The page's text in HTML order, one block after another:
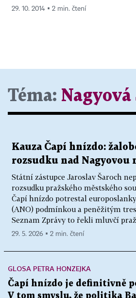
29. 10. 2014 ▪ 2 min. čtení
Téma: Nagyová
Kauza Čapí hnízdo:
rozsudku nad Nagyovou
Státní zástupce Jaroslav Šaroch
rozsudku pražského městského
Čapí hnízdo potrestal
(ANO) podmínkou a peněžitým
Seznam Zprávy to řekli mluvčí
29. 5. 2026 ▪ 2 min. čtení
GLOSA PETRA HONZEJKA
Čapí hnízdo je definitivně
V tom smyslu, že politika